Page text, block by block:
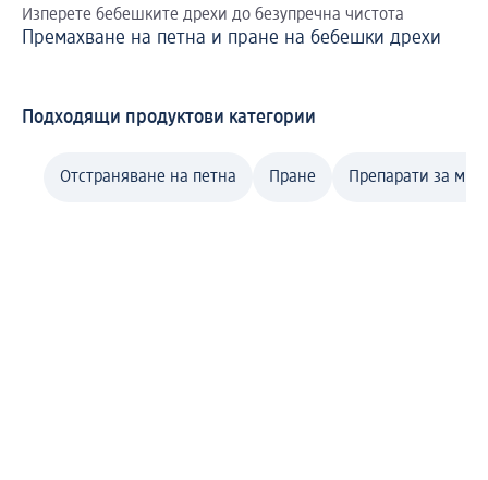
Изперете бебешките дрехи до безупречна чистота
Премахване на петна и пране на бебешки дрехи
Подходящи продуктови категории
Отстраняване на петна Пране Препарати за